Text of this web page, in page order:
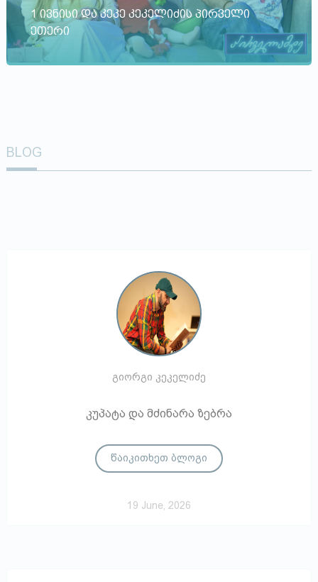
1 ივნისი და კეკე კეკელიძის პირველი
ეთერი
BLOG
გიორგი კეკელიძე
კუპატა და მძინარა ზებრა
წაიკითხეთ ბლოგი
19 June, 2026